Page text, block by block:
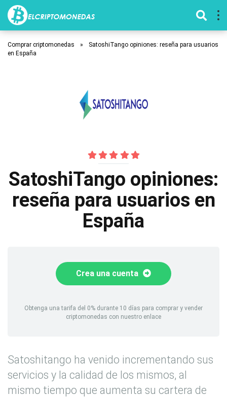
Comprar criptomonedas »
SatoshiTango opiniones: reseña para usuarios
en España
SatoshiTango opiniones:
reseña para usuarios en
España
Crea una cuenta
Obtenga una tarifa del 0% durante 10 días para comprar y vender
criptomonedas con nuestro enlace
Satoshitango ha venido incrementando sus
servicios y la calidad de los mismos, al
mismo tiempo que aumenta su cartera de